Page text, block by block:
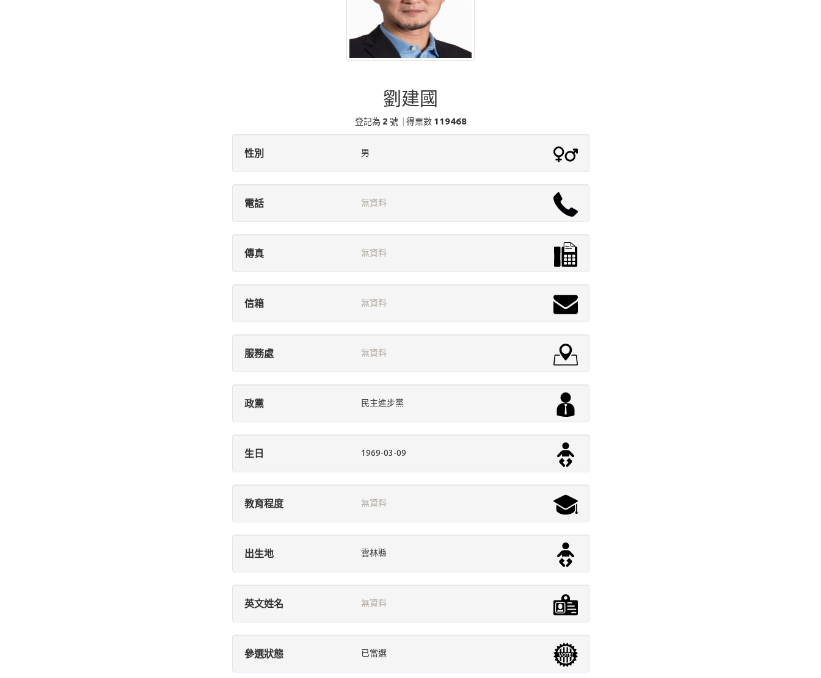
劉建國
登記為 2 號 得票數 119468
性別 男
電話 無資料
傳真 無資料
信箱 無資料
服務處 無資料
政黨 民主進步黨
生日 1969-03-09
教育程度 無資料
出生地 雲林縣
英文姓名 無資料
參選狀態 已當選